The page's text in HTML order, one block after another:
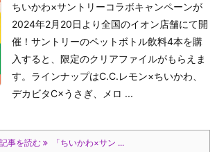
ちいかわ×サントリーコラボキャンペーンが
2024年2月20日より全国のイオン店舗にて開
催！サントリーのペットボトル飲料4本を購
入すると、限定のクリアファイルがもらえま
す。ラインナップはC.C.レモン×ちいかわ、
デカビタC×うさぎ、メロ ...
記事を読む 「ちいかわ×サン ...